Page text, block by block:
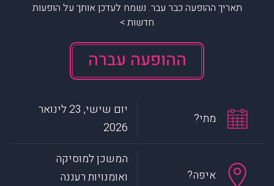
תאריך ההופעה כבר עבר. נשמח לעדכן אותך על הופעות
חדשות >
ההופעה עברה
מתי?
יום שישי, 23 לינואר
2026
איפה?
המשכן למוסיקה
ואומנויות רעננה